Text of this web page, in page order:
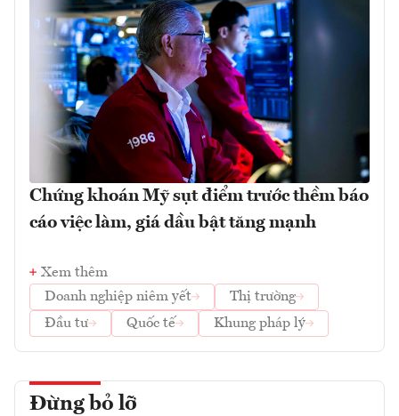
Chứng khoán Mỹ sụt điểm trước thềm báo
cáo việc làm, giá dầu bật tăng mạnh
Xem thêm
Doanh nghiệp niêm yết
Thị trường
Đầu tư
Quốc tế Khung pháp lý
Đừng bỏ lỡ